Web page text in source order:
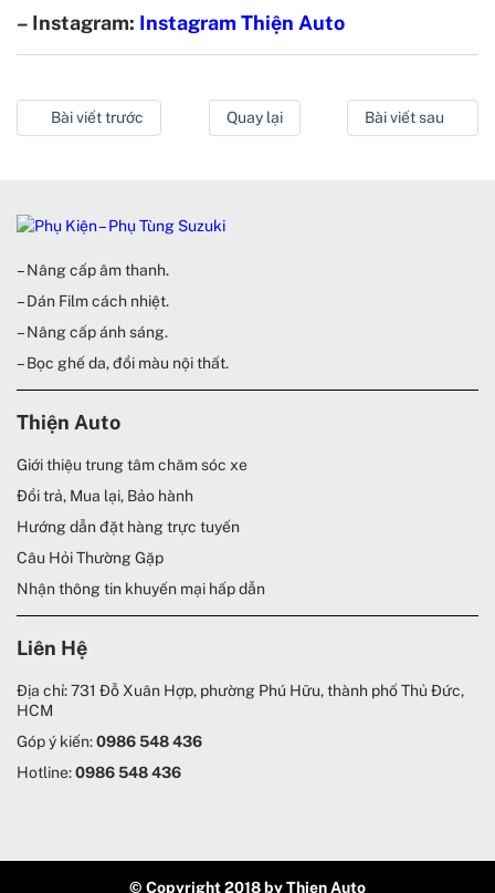
– Instagram: Instagram Thiện Auto
Bài viết trước Quay lại Bài viết sau
– Nâng cấp âm thanh.
– Dán Film cách nhiệt.
– Nâng cấp ánh sáng.
– Bọc ghế da, đổi màu nội thất.
Thiện Auto
Giới thiệu trung tâm chăm sóc xe
Đổi trả, Mua lại, Bảo hành
Hướng dẫn đặt hàng trực tuyến
Câu Hỏi Thường Gặp
Nhận thông tin khuyến mại hấp dẫn
Liên Hệ
Địa chỉ: 731 Đỗ Xuân Hợp, phường Phú Hữu, thành phố Thủ Đức,
HCM
Góp ý kiến:0986 548 436
Hotline:0986 548 436
© Copyright 2018 by Thien Auto